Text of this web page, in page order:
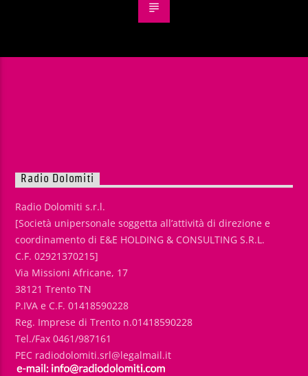
Radio Dolomiti
Radio Dolomiti s.r.l.
[Società unipersonale soggetta all’attività di direzione e
coordinamento di E&E HOLDING & CONSULTING S.R.L.
C.F. 02921370215]
Via Missioni Africane, 17
38121 Trento TN
P.IVA e C.F. 01418590228
Reg. Imprese di Trento n.01418590228
Tel./Fax 0461/987161
PEC radiodolomiti.srl@legalmail.it